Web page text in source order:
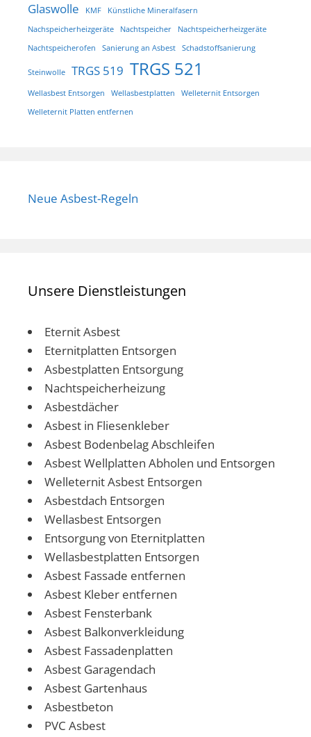
Glaswolle KMF
Künstliche Mineralfasern
Nachspeicherheizgeräte
Nachtspeicher
Nachtspeicherheizgeräte
Nachtspeicherofen
Sanierung an Asbest Schadstoffsanierung
Steinwolle TRGS 519 TRGS 521
Wellasbest Entsorgen Wellasbestplatten
Welleternit Entsorgen
Welleternit Platten entfernen
Neue Asbest-Regeln
Unsere Dienstleistungen
Eternit Asbest
Eternitplatten Entsorgen
Asbestplatten Entsorgung
Nachtspeicherheizung
Asbestdächer
Asbest in Fliesenkleber
Asbest Bodenbelag Abschleifen
Asbest Wellplatten Abholen und Entsorgen
Welleternit Asbest Entsorgen
Asbestdach Entsorgen
Wellasbest Entsorgen
Entsorgung von Eternitplatten
Wellasbestplatten Entsorgen
Asbest Fassade entfernen
Asbest Kleber entfernen
Asbest Fensterbank
Asbest Balkonverkleidung
Asbest Fassadenplatten
Asbest Garagendach
Asbest Gartenhaus
Asbestbeton
PVC Asbest